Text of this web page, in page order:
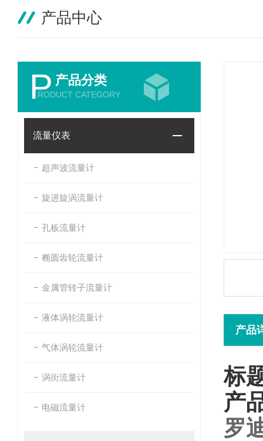
产品中心
P 产品分类
RODUCT CATEGORY
流量仪表
超声波流量计
旋进旋涡流量计
孔板流量计
椭圆齿轮流量计
金属管转子流量计
液体涡轮流量计
气体涡轮流量计
涡街流量计
电磁流量计
产品
标
产
罗